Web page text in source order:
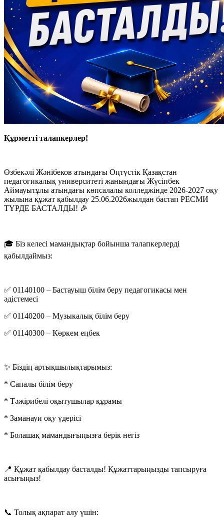
Құрметті талапкерлер!
Өзбекәлі Жәнібеков атындағы Оңтүстік Қазақстан
педагогикалық университеті жанындағы Жүсіпбек
Аймауытұлы атындағы көпсалалы колледжінде 2026-2027 оқу
жылына құжат қабылдау 25.06.2026жылдан бастап РЕСМИ
ТҮРДЕ БАСТАЛДЫ! 🎉
🎓 Біз келесі мамандықтар бойынша талапкерлерді
қабылдаймыз:
✅ 01140100 – Бастауыш білім беру педагогикасы мен
әдістемесі
✅ 01140200 – Музыкалық білім беру
✅ 01140300 – Көркем еңбек
✨ Біздің артықшылықтарымыз:
* Сапалы білім беру
* Тәжірибелі оқытушылар құрамы
* Заманауи оқу үдерісі
* Болашақ мамандығыңызға берік негіз
📍 Құжат қабылдау басталды! Құжаттарыңызды тапсыруға
асығыңыз!
📞 Толық ақпарат алу үшін: